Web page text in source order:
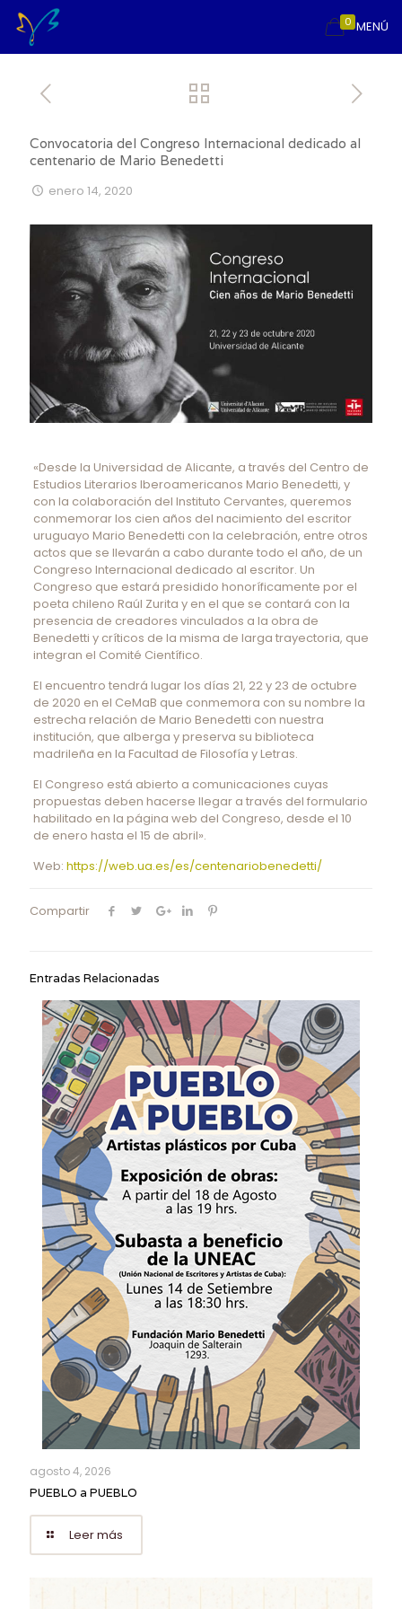
MENÚ
0
Convocatoria del Congreso Internacional dedicado al
centenario de Mario Benedetti
enero 14, 2020
«Desde la Universidad de Alicante, a través del Centro de
Estudios Literarios Iberoamericanos Mario Benedetti, y
con la colaboración del Instituto Cervantes, queremos
conmemorar los cien años del nacimiento del escritor
uruguayo Mario Benedetti con la celebración, entre otros
actos que se llevarán a cabo durante todo el año, de un
Congreso Internacional dedicado al escritor. Un
Congreso que estará presidido honoríficamente por el
poeta chileno Raúl Zurita y en el que se contará con la
presencia de creadores vinculados a la obra de
Benedetti y críticos de la misma de larga trayectoria, que
integran el Comité Científico.
El encuentro tendrá lugar los días 21, 22 y 23 de octubre
de 2020 en el CeMaB que conmemora con su nombre la
estrecha relación de Mario Benedetti con nuestra
institución, que alberga y preserva su biblioteca
madrileña en la Facultad de Filosofía y Letras.
El Congreso está abierto a comunicaciones cuyas
propuestas deben hacerse llegar a través del formulario
habilitado en la página web del Congreso, desde el 10
de enero hasta el 15 de abril».
Web: https://web.ua.es/es/centenariobenedetti/
Compartir
Entradas Relacionadas
agosto 4, 2026
PUEBLO a PUEBLO
Leer más